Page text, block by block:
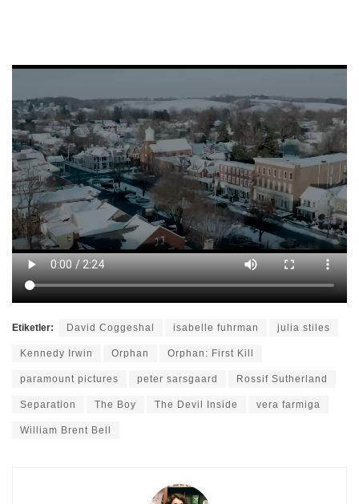
Etiketler: David Coggeshal isabelle fuhrman julia stiles
Kennedy Irwin Orphan Orphan: First Kill
paramount pictures peter sarsgaard Rossif Sutherland
Separation The Boy The Devil Inside vera farmiga
William Brent Bell